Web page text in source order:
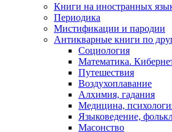
Книги на иностранных
Периодика
Мистификации и пародии
Антикварные книги по
Социология
Математика.
Путешествия
Воздухоплавание
Алхимия, гадания
Медицина,
Языковедение,
Масонство